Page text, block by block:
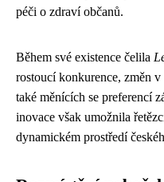
péči o zdraví občanů.
Během své existence čelila
rostoucí konkurence, změn
také měnících se preferencí
inovace však umožnila
dynamickém prostředí